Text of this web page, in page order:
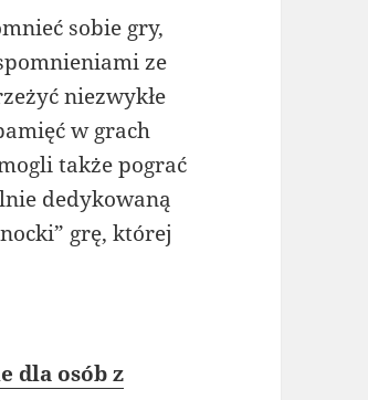
sobie gry,
ze
niezwykłe
w grach
także pograć
dedykowaną
grę, której
dla osób z